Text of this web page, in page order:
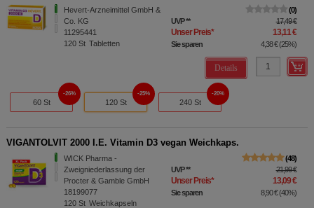
Hevert-Arzneimittel GmbH &
Co. KG
11295441
120 St Tabletten
0
UVP** 17,49 €
Unser Preis* 13,11 €
Sie sparen 4,38 €(25%)
Details
60 St
26%
120 St
25%
240 St
20%
VIGANTOLVIT 2000 I.E. Vitamin D3 vegan Weichkaps.
WICK Pharma -
Zweigniederlassung der
Procter & Gamble GmbH
18199077
120 St Weichkapseln
48
UVP** 21,99 €
Unser Preis* 13,09 €
Sie sparen 8,90 €(40%)